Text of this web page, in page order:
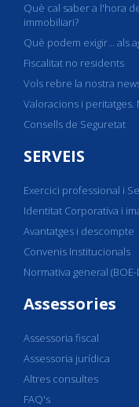
Què cal saber a l'hora
immobiliari?
Què podem exigir... als
Fiscalitat no residents
Vols rebre la nostra
Valoracions i peritatges.
Consells de Seguretat
SERVEIS
Exercici professional i
Identitat Corporativa i
Avantatges i descompte
Convenis Institucionals
Normativa general (BOE-
Assessories
Assessoria fiscal
Assessoria jurídica
Altres consultes
FAQ's